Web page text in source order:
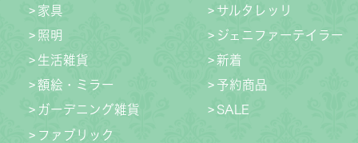
家具
照明
生活雑貨
額絵・ミラー
ガーデニング雑貨
ファブリック
サルタレッリ
ジェニファーテイラー
新着
予約商品
SALE